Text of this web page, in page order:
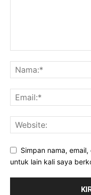
Simpan nama,
untuk lain kali saya